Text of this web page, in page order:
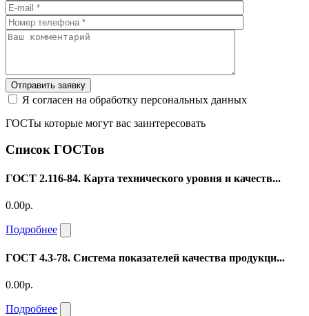
Отправить заявку
Я согласен на обработку персональных данных
ГОСТы которые могут вас заинтересовать
Список ГОСТов
ГОСТ 2.116-84. Карта технического уровня и качеств...
0.00р.
Подробнее
ГОСТ 4.3-78. Система показателей качества продукци...
0.00р.
Подробнее